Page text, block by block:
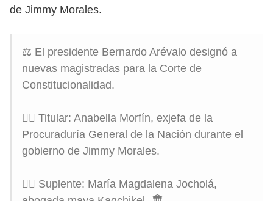
de Jimmy Morales.
⚖️ El presidente Bernardo Arévalo designó a
nuevas magistradas para la Corte de
Constitucionalidad.
👩‍⚖️ Titular: Anabella Morfín, exjefa de la
Procuraduría General de la Nación durante el
gobierno de Jimmy Morales.
👩‍⚖️ Suplente: María Magdalena Jocholá,